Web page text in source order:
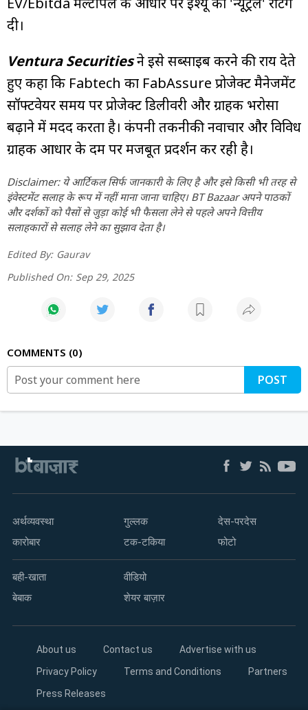
दी।
Ventura Securitiesने इसे सब्सक्राइब करने की राय देते
हुए कहा कि Fabtech का FabAssure प्रोजेक्ट मैनेजमेंट
सॉफ्टवेयर समय पर प्रोजेक्ट डिलीवरी और ग्राहक भरोसा
बढ़ाने में मदद करता है। कंपनी तकनीकी नवाचार और विविध
ग्राहक आधार के दम पर मजबूत प्रदर्शन कर रही है।
Disclaimer: ये आर्टिकल सिर्फ जानकारी के लिए है और इसे किसी भी तरह से
इंवेस्टमेंट सलाह के रूप में नहीं माना जाना चाहिए। BT Bazaar अपने पाठकों
और दर्शकों को पैसों से जुड़ा कोई भी फैसला लेने से पहले अपने वित्तीय
सलाहकारों से सलाह लेने का सुझाव देता है।
Edited By: Gaurav
Published On: Sep 29, 2025
COMMENTS 0
POST
अर्थव्यवस्था
कारोबार
गुल्लक
टक-टकिया
देस-परदेस
फोटो
बही-खाता
बेबाक
वीडियो
शेयर बाज़ार
About us Contact us
Advertise with us
Privacy Policy
Terms and Conditions
Partners
Press Releases